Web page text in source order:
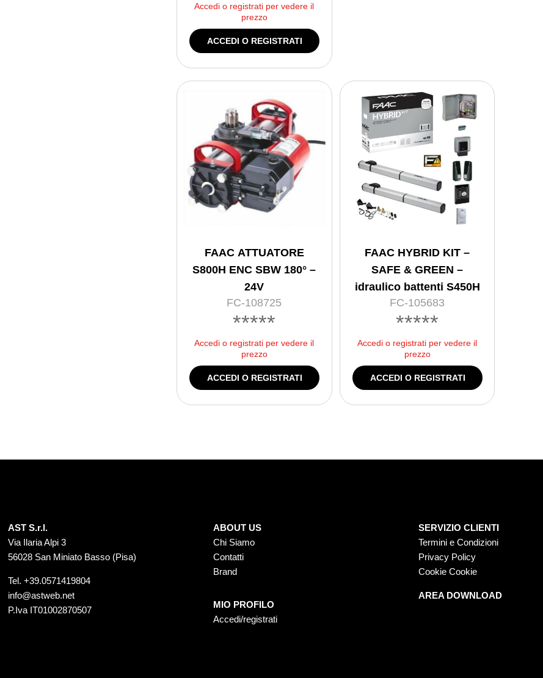
Accedi o registrati per vedere il
prezzo
ACCEDI O REGISTRATI
FAAC ATTUATORE
S800H ENC SBW 180° –
24V
FC-108725
*****
Accedi o registrati per vedere il
prezzo
ACCEDI O REGISTRATI
FAAC HYBRID KIT –
SAFE & GREEN –
idraulico battenti S450H
FC-105683
*****
Accedi o registrati per vedere il
prezzo
ACCEDI O REGISTRATI
AST S.r.l.
Via Ilaria Alpi 3
56028 San Miniato Basso (Pisa)
Tel.+39.0571419804
info@astweb.net
P.Iva IT01002870507
ABOUT US
Chi Siamo
Contatti
Brand
MIO PROFILO
Accedi/registrati
SERVIZIO CLIENTI
Termini e Condizioni
Privacy Policy
Cookie Cookie
AREA DOWNLOAD